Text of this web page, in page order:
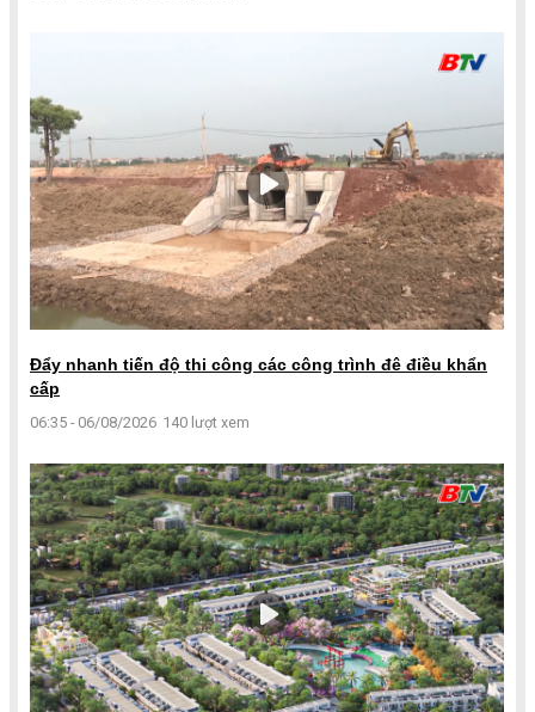
Đẩy nhanh tiến độ thi công các công trình đê điều khẩn
cấp
06:35 - 06/08/2026 140 lượt xem